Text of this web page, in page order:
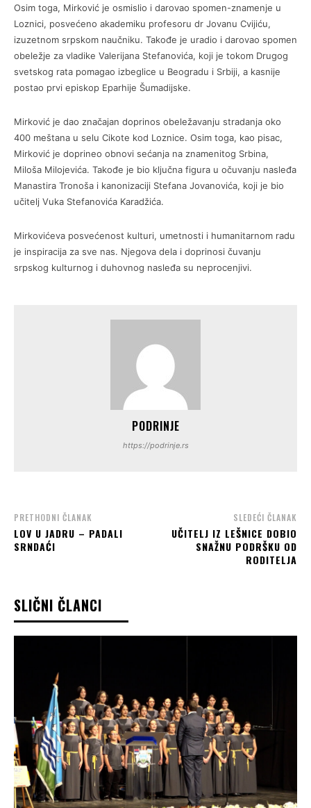
Osim toga, Mirković je osmislio i darovao spomen-znamenje u
Loznici, posvećeno akademiku profesoru dr Jovanu Cvijiću,
izuzetnom srpskom naučniku. Takođe je uradio i darovao spomen
obeležje za vladike Valerijana Stefanovića, koji je tokom Drugog
svetskog rata pomagao izbeglice u Beogradu i Srbiji, a kasnije
postao prvi episkop Eparhije Šumadijske.
Mirković je dao značajan doprinos obeležavanju stradanja oko
400 meštana u selu Cikote kod Loznice. Osim toga, kao pisac,
Mirković je doprineo obnovi sećanja na znamenitog Srbina,
Miloša Milojevića. Takođe je bio ključna figura u očuvanju nasleđa
Manastira Tronoša i kanonizaciji Stefana Jovanovića, koji je bio
učitelj Vuka Stefanovića Karadžića.
Mirkovićeva posvećenost kulturi, umetnosti i humanitarnom radu
je inspiracija za sve nas. Njegova dela i doprinosi čuvanju
srpskog kulturnog i duhovnog nasleđa su neprocenjivi.
PODRINJE
https://podrinje.rs
PRETHODNI ČLANAK
LOV U JADRU – PADALI
SRNDAĆI
SLEDEĆI ČLANAK
UČITELJ IZ LEŠNICE DOBIO
SNAŽNU PODRŠKU OD
RODITELJA
SLIČNI ČLANCI